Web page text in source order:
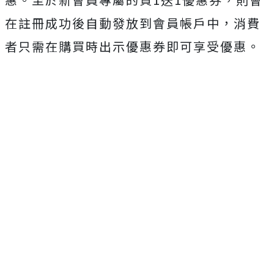
在註冊成功後自動發放到會員帳戶中，消費
者只需在購買時出示優惠券即可享受優惠。